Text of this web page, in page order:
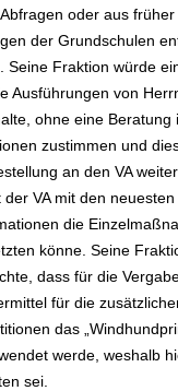
oder aus
der Grundschulen
Seine Fraktion würde
Ausführungen von
ohne eine Beratung
zustimmen und
an den VA
der VA mit den neuesten
die
könne. Seine
dass für die
für die
das
werde, weshalb
sei.